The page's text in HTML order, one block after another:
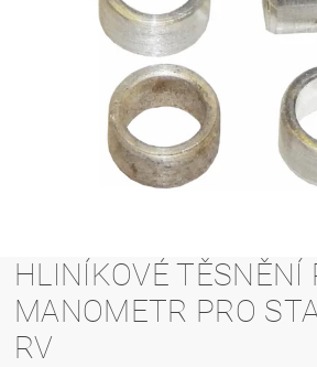
HLINÍKOVÉ TĚSNĚNÍ
MANOMETR PRO
RV